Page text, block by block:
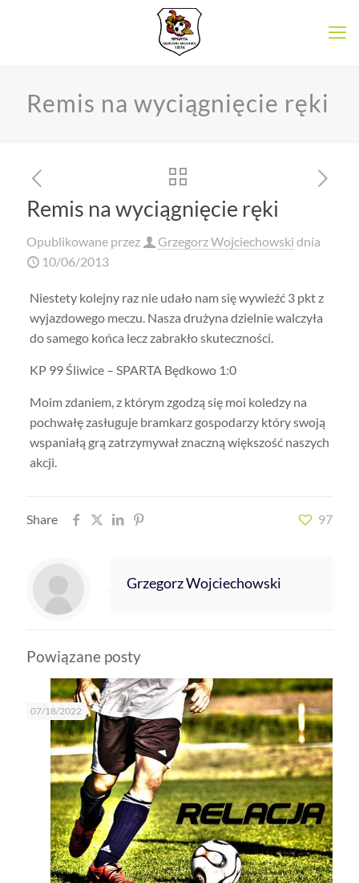
Remis na wyciągnięcie ręki
Remis na wyciągnięcie ręki
Opublikowane przez Grzegorz Wojciechowski dnia
10/06/2013
Niestety kolejny raz nie udało nam się wywieźć 3 pkt z
wyjazdowego meczu. Nasza drużyna dzielnie walczyła
do samego końca lecz zabrakło skuteczności.
KP 99 Śliwice – SPARTA Będkowo 1:0
Moim zdaniem, z którym zgodzą się moi koledzy na
pochwałę zasługuje bramkarz gospodarzy który swoją
wspaniałą grą zatrzymywał znaczną większość naszych
akcji.
Share 97
Grzegorz Wojciechowski
Powiązane posty
07/18/2022